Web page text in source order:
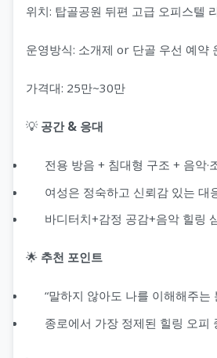
위치: 탑골공원 뒤편 고급 오피스텔
운영방식: 소개제 or 단골 우선 예약
가격대: 25만~30만
💡 공간 & 응대
전용 방음 + 침대형 구조 + 음악·
여성은 정숙하고 신뢰감 있는 대
바디터치+감정 공감+음악 힐링
🌟 추천 포인트
“말하지 않아도 나를 이해해주는
종로에서 가장 정제된 힐링 오피